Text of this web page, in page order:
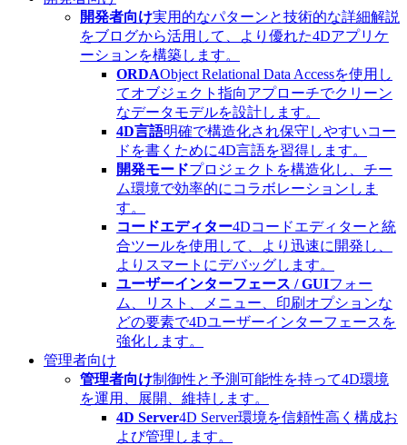
開発者向け実用的なパターンと技術的な詳細解説
をブログから活用して、より優れた4Dアプリケ
ーションを構築します。
ORDAObject Relational Data Accessを使用し
てオブジェクト指向アプローチでクリーン
なデータモデルを設計します。
4D言語明確で構造化され保守しやすいコー
ドを書くために4D言語を習得します。
開発モードプロジェクトを構造化し、チー
ム環境で効率的にコラボレーションしま
す。
コードエディター4Dコードエディターと統
合ツールを使用して、より迅速に開発し、
よりスマートにデバッグします。
ユーザーインターフェース / GUIフォー
ム、リスト、メニュー、印刷オプションな
どの要素で4Dユーザーインターフェースを
強化します。
管理者向け
管理者向け制御性と予測可能性を持って4D環境
を運用、展開、維持します。
4D Server4D Server環境を信頼性高く構成お
よび管理します。